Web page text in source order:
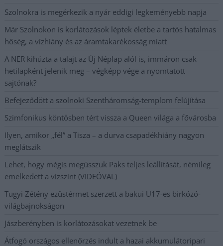
Szolnokra is megérkezik a nyár eddigi legkeményebb napja
Már Szolnokon is korlátozások léptek életbe a tartós hatalmas
hőség, a vízhiány és az áramtakarékosság miatt
A NER kihúzta a talajt az Új Néplap alól is, immáron csak
hetilapként jelenik meg – végképp vége a nyomtatott
sajtónak?
Befejeződött a szolnoki Szentháromság-templom felújítása
Szimfonikus köntösben tért vissza a Queen világa a fővárosba
Ilyen, amikor „fél” a Tisza – a durva csapadékhiány nagyon
meglátszik
Lehet, hogy mégis megússzuk Paks teljes leállítását, némileg
emelkedett a vízszint (VIDEÓVAL)
Tugyi Zétény ezüstérmet szerzett a bakui U17-es birkózó-
világbajnokságon
Jászberényben is korlátozásokat vezetnek be
Átfogó országos ellenőrzés indult a hazai akkumulátoripari